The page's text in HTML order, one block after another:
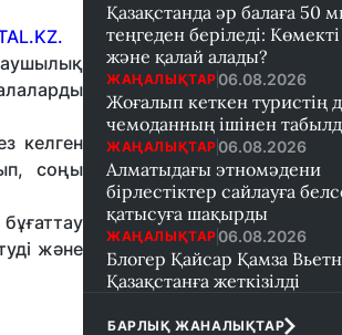
келген
соңы
және
Қазақстанда әр балаға 50
теңгеден беріледі:
және қалай алады?
ЖАҢАЛЫҚТАР 06.08.2026
Жоғалып кеткен туристің
чемоданның ішінен
ЖАҢАЛЫҚТАР 06.08.2026
Алматыдағы этномәдени
бірлестіктер сайлауға
қатысуға шақырды
ЖАҢАЛЫҚТАР 06.08.2026
Блогер Қайсар Қамза
Қазақстанға жеткізілді
БАРЛЫҚ ЖАНАЛЫҚТАР